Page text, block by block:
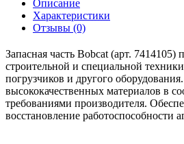
Описание
Характеристики
Отзывы (0)
Запасная часть Bobcat (арт. 7414105)
строительной и специальной
погрузчиков и другого
высококачественных материалов в
требованиями производителя.
восстановление работоспособности